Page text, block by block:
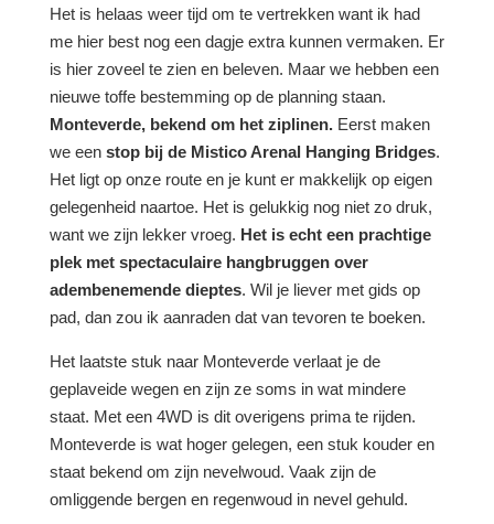
Het is helaas weer tijd om te vertrekken want ik had
me hier best nog een dagje extra kunnen vermaken. Er
is hier zoveel te zien en beleven. Maar we hebben een
nieuwe toffe bestemming op de planning staan.
Monteverde, bekend om het ziplinen.Eerst maken
we een stop bij de Mistico Arenal Hanging Bridges.
Het ligt op onze route en je kunt er makkelijk op eigen
gelegenheid naartoe. Het is gelukkig nog niet zo druk,
want we zijn lekker vroeg. Het is echt een prachtige
plek met spectaculaire hangbruggen over
adembenemende dieptes. Wil je liever met gids op
pad, dan zou ik aanraden dat van tevoren te boeken.
Het laatste stuk naar Monteverde verlaat je de
geplaveide wegen en zijn ze soms in wat mindere
staat. Met een 4WD is dit overigens prima te rijden.
Monteverde is wat hoger gelegen, een stuk kouder en
staat bekend om zijn nevelwoud. Vaak zijn de
omliggende bergen en regenwoud in nevel gehuld.